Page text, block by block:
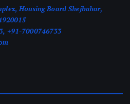
Housing Board Shejbahar,
+91-7000746733